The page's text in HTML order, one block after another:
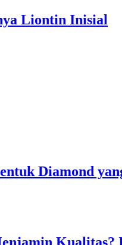
Liontin Inisial
Diamond yang